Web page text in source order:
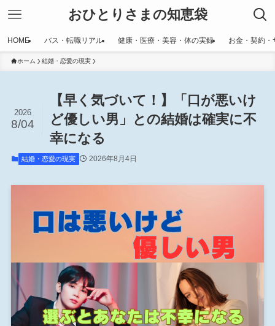
おひとりさまの知恵袋
HOME バス・転職リアル 健康・医療・美容・体の実録 お金・契約
ホーム 結婚・恋愛の現実
【早く気づいて！】「口が悪いけ
ど優しい男」との結婚は確実に不
幸になる
2026
8/04
結婚・恋愛の現実 2026年8月4日